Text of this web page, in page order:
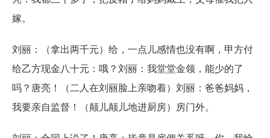
嫁。
刘丽：（拿出两千元）给，一点儿感情也没有啊，甲方付
给乙方现金八十元：哦？刘丽：我堂堂金领，能少的了
吗？唐亮！（二人在刘丽脸上亲吻着）刘丽：爸爸妈妈，
我要亲自监督！（颠儿颠儿地进厨房）房门外。